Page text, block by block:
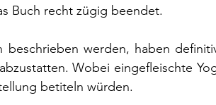
Buch recht zügig beendet.
beschrieben werden, haben
Wobei eingefleischte
betiteln würden.